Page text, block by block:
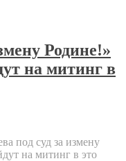
Родине!»
на митинг в
под суд за измену
на митинг в это